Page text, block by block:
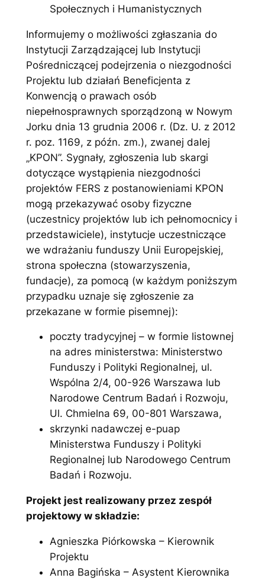
Społecznych i Humanistycznych
Informujemy o możliwości zgłaszania do
Instytucji Zarządzającej lub Instytucji
Pośredniczącej podejrzenia o niezgodności
Projektu lub działań Beneficjenta z
Konwencją o prawach osób
niepełnosprawnych sporządzoną w Nowym
Jorku dnia 13 grudnia 2006 r. (Dz. U. z 2012
r. poz. 1169, z późn. zm.), zwanej dalej
„KPON”. Sygnały, zgłoszenia lub skargi
dotyczące wystąpienia niezgodności
projektów FERS z postanowieniami KPON
mogą przekazywać osoby fizyczne
(uczestnicy projektów lub ich pełnomocnicy i
przedstawiciele), instytucje uczestniczące
we wdrażaniu funduszy Unii Europejskiej,
strona społeczna (stowarzyszenia,
fundacje), za pomocą (w każdym poniższym
przypadku uznaje się zgłoszenie za
przekazane w formie pisemnej):
poczty tradycyjnej – w formie listownej
na adres ministerstwa: Ministerstwo
Funduszy i Polityki Regionalnej, ul.
Wspólna 2/4, 00-926 Warszawa lub
Narodowe Centrum Badań i Rozwoju,
Ul. Chmielna 69, 00-801 Warszawa,
skrzynki nadawczej e-puap
Ministerstwa Funduszy i Polityki
Regionalnej lub Narodowego Centrum
Badań i Rozwoju.
Projekt jest realizowany przez zespół
projektowy w składzie:
Agnieszka Piórkowska – Kierownik
Projektu
Anna Bagińska – Asystent Kierownika